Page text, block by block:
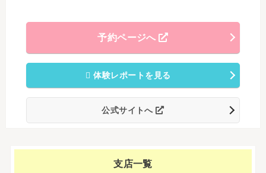
予約ページへ
体験レポートを見る
公式サイトへ
支店一覧